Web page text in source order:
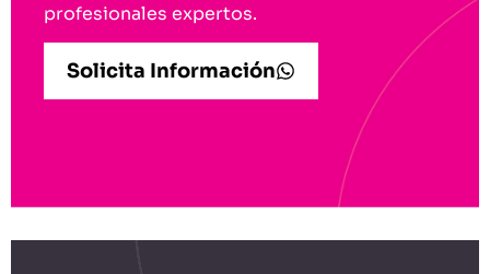
profesionales expertos.
Solicita Información